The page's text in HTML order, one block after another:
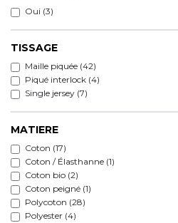
Oui (3)
TISSAGE
Maille piquée (42)
Piqué interlock (4)
Single jersey (7)
MATIERE
Coton (17)
Coton / Élasthanne (1)
Coton bio (2)
Coton peigné (1)
Polycoton (28)
Polyester (4)